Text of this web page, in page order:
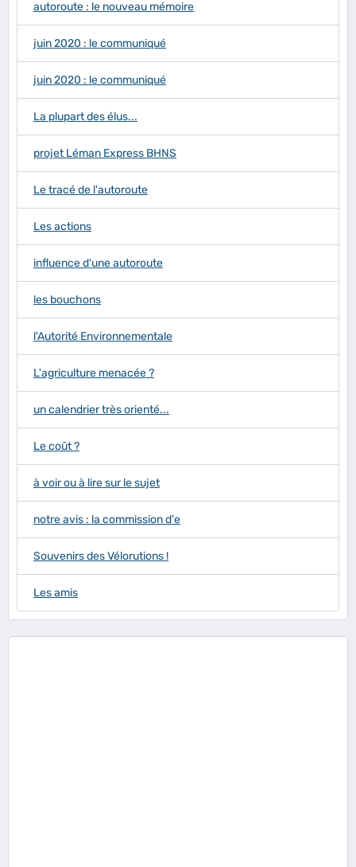
autoroute : le nouveau mémoire
juin 2020 : le communiqué
juin 2020 : le communiqué
La plupart des élus...
projet Léman Express BHNS
Le tracé de l'autoroute
Les actions
influence d'une autoroute
les bouchons
l'Autorité Environnementale
L'agriculture menacée ?
un calendrier très orienté...
Le coût ?
à voir ou à lire sur le sujet
notre avis : la commission d'e
Souvenirs des Vélorutions !
Les amis